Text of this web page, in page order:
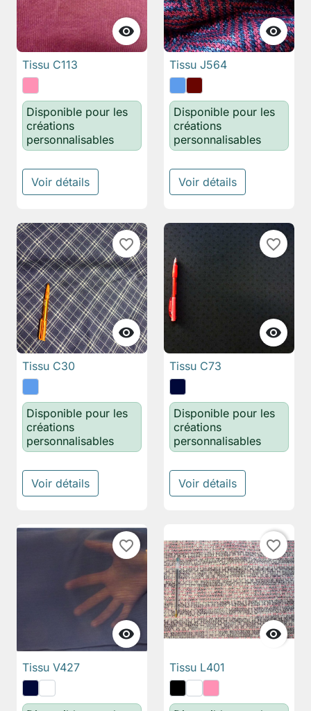

Tissu C113
Disponible pour les
créations
personnalisables
Voir détails

Tissu J564
Disponible pour les
créations
personnalisables
Voir détails

favorite_border
Tissu C30
Disponible pour les
créations
personnalisables
Voir détails

favorite_border
Tissu C73
Disponible pour les
créations
personnalisables
Voir détails

favorite_border
Tissu V427

favorite_border
Tissu L401